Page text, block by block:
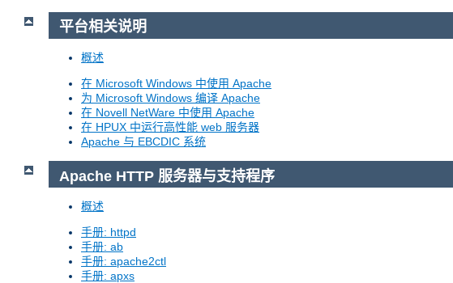
平台相关说明
概述
在 Microsoft Windows 中使用 Apache
为 Microsoft Windows 编译 Apache
在 Novell NetWare 中使用 Apache
在 HPUX 中运行高性能 web 服务器
Apache 与 EBCDIC 系统
Apache HTTP 服务器与支持程序
概述
手册: httpd
手册: ab
手册: apache2ctl
手册: apxs